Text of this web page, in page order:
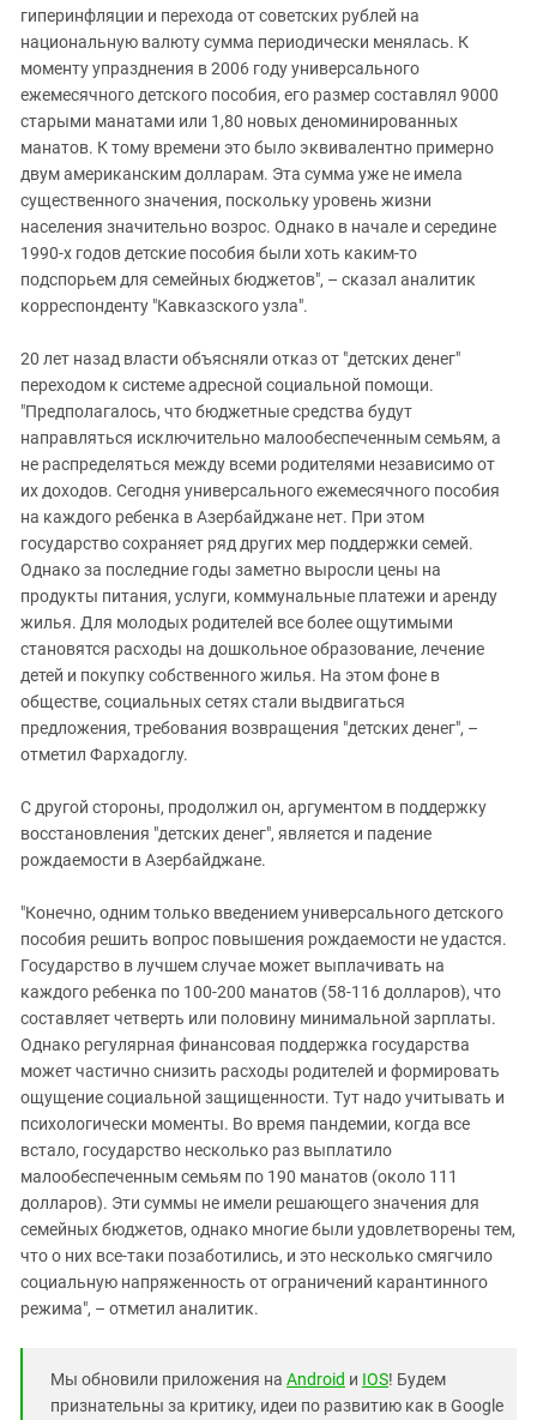
гиперинфляции и перехода от советских рублей на
национальную валюту сумма периодически менялась. К
моменту упразднения в 2006 году универсального
ежемесячного детского пособия, его размер составлял 9000
старыми манатами или 1,80 новых деноминированных
манатов. К тому времени это было эквивалентно примерно
двум американским долларам. Эта сумма уже не имела
существенного значения, поскольку уровень жизни
населения значительно возрос. Однако в начале и середине
1990-х годов детские пособия были хоть каким-то
подспорьем для семейных бюджетов", – сказал аналитик
корреспонденту "Кавказского узла".
20 лет назад власти объясняли отказ от "детских денег"
переходом к системе адресной социальной помощи.
"Предполагалось, что бюджетные средства будут
направляться исключительно малообеспеченным семьям, а
не распределяться между всеми родителями независимо от
их доходов. Сегодня универсального ежемесячного пособия
на каждого ребенка в Азербайджане нет. При этом
государство сохраняет ряд других мер поддержки семей.
Однако за последние годы заметно выросли цены на
продукты питания, услуги, коммунальные платежи и аренду
жилья. Для молодых родителей все более ощутимыми
становятся расходы на дошкольное образование, лечение
детей и покупку собственного жилья. На этом фоне в
обществе, социальных сетях стали выдвигаться
предложения, требования возвращения "детских денег", –
отметил Фархадоглу.
С другой стороны, продолжил он, аргументом в поддержку
восстановления "детских денег", является и падение
рождаемости в Азербайджане.
"Конечно, одним только введением универсального детского
пособия решить вопрос повышения рождаемости не удастся.
Государство в лучшем случае может выплачивать на
каждого ребенка по 100-200 манатов (58-116 долларов), что
составляет четверть или половину минимальной зарплаты.
Однако регулярная финансовая поддержка государства
может частично снизить расходы родителей и формировать
ощущение социальной защищенности. Тут надо учитывать и
психологически моменты. Во время пандемии, когда все
встало, государство несколько раз выплатило
малообеспеченным семьям по 190 манатов (около 111
долларов). Эти суммы не имели решающего значения для
семейных бюджетов, однако многие были удовлетворены тем,
что о них все-таки позаботились, и это несколько смягчило
социальную напряженность от ограничений карантинного
режима", – отметил аналитик.
Мы обновили приложения на Android и IOS! Будем
признательны за критику, идеи по развитию как в Google